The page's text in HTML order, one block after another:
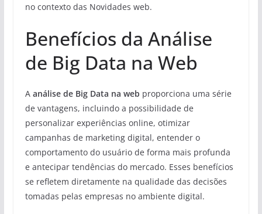
no contexto das Novidades web.
Benefícios da Análise
de Big Data na Web
A análise de Big Data na web proporciona uma série
de vantagens, incluindo a possibilidade de
personalizar experiências online, otimizar
campanhas de marketing digital, entender o
comportamento do usuário de forma mais profunda
e antecipar tendências do mercado. Esses benefícios
se refletem diretamente na qualidade das decisões
tomadas pelas empresas no ambiente digital.